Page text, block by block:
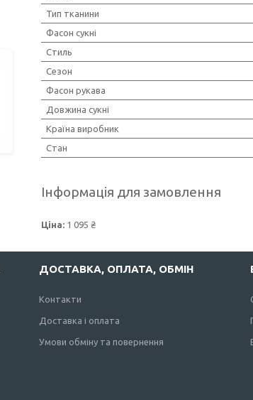
Тип тканини
Фасон сукні
Стиль
Сезон
Фасон рукава
Довжина сукні
Країна виробник
Стан
Інформація для замовлення
Ціна: 1 095 ₴
ДОСТАВКА, ОПЛАТА, ОБМІН
Контакти
Доставка і оплата
Умови обміну та повернення